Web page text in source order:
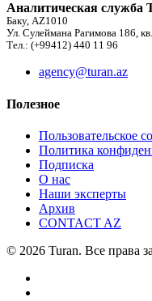
Аналитическая служба
Баку, AZ1010
Ул. Сулеймана Рагимова 186,
Тел.: (+99412) 440 11 96
agency@turan.az
Полезное
Пользовательское
Политика
Подписка
О нас
Наши эксперты
Архив
CONTACT AZ
© 2026 Turan. Все права